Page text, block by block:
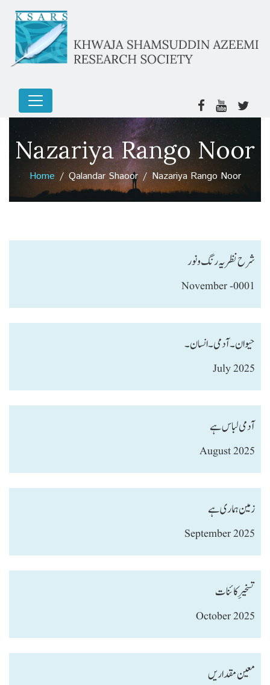
Nazariya Rango Noor
Home Qalandar Shaoor Nazariya Rango Noor
شرح نظریہ رنگ و نور
November -0001
حیوان ۔ آدمی ۔ انسان۔
July 2025
آدمی لباس ہے
August 2025
زمین ہماری ہے
September 2025
تسخیر ِ کائنات
October 2025
معین مقداریں